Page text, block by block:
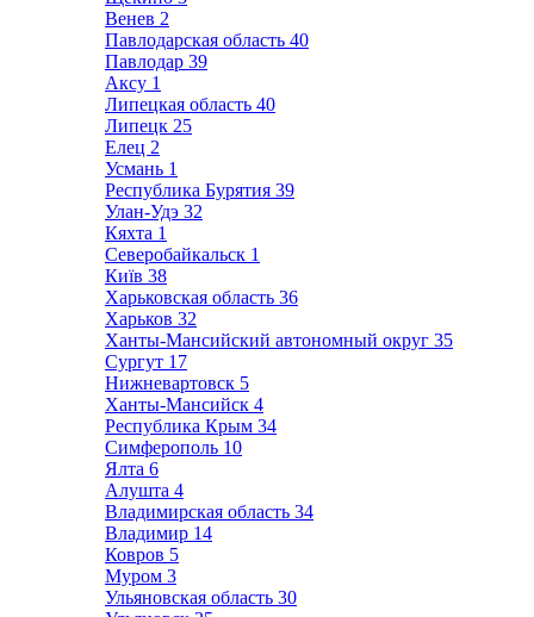
Венев 2
Павлодарская область 40
Павлодар 39
Аксу 1
Липецкая область 40
Липецк 25
Елец 2
Усмань 1
Республика Бурятия 39
Улан-Удэ 32
Кяхта 1
Северобайкальск 1
Київ 38
Харьковская область 36
Харьков 32
Ханты-Мансийский автономный округ 35
Сургут 17
Нижневартовск 5
Ханты-Мансийск 4
Республика Крым 34
Симферополь 10
Ялта 6
Алушта 4
Владимирская область 34
Владимир 14
Ковров 5
Муром 3
Ульяновская область 30